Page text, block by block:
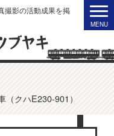
撮影の活動成果を掲
クハE230-901）